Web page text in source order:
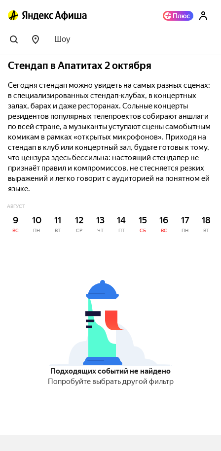
Шоу
Стендап в Апатитах 2 октября
Сегодня стендап можно увидеть на самых разных сценах:
в специализированных стендап-клубах, в концертных
залах, барах и даже ресторанах. Сольные концерты
резидентов популярных телепроектов собирают аншлаги
по всей стране, а музыканты уступают сцены самобытным
комикам в рамках «открытых микрофонов». Приходя на
стендап в клуб или концертный зал, будьте готовы к тому,
что цензура здесь бессильна: настоящий стендапер не
признаёт правил и компромиссов, не стесняется резких
выражений и легко говорит с аудиторией на понятном ей
языке.
АВГУСТ
9
ВС
10
ПН
11
ВТ
12
СР
13
ЧТ
14
ПТ
15
СБ
16
ВС
17
ПН
18
ВТ
Подходящих событий не найдено
Попробуйте выбрать другой фильтр